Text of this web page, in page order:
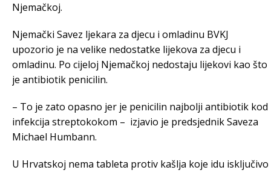
Njemačkoj.
Njemački Savez ljekara za djecu i omladinu BVKJ
upozorio je na velike nedostatke lijekova za djecu i
omladinu. Po cijeloj Njemačkoj nedostaju lijekovi kao što
je antibiotik penicilin.
– To je zato opasno jer je penicilin najbolji antibiotik kod
infekcija streptokokom – izjavio je predsjednik Saveza
Michael Humbann.
U Hrvatskoj nema tableta protiv kašlja koje idu isključivo